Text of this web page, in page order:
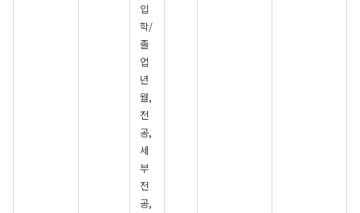
입
학/
졸
업
년
월,
전
공,
세
부
전
공,